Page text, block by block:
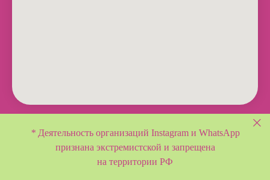
*Деятельность организаций Instagram и WhatsApp
признана экстремистской и запрещена
на территории РФ